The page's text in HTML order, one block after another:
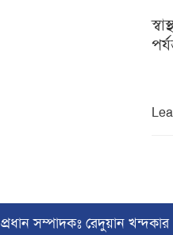
প্রধান সম্পাদকঃ রেদুয়ান খন্দকার